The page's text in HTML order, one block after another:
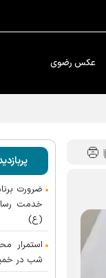
عکس رضوی
ضرورت
خدمت
(ع)
شب در